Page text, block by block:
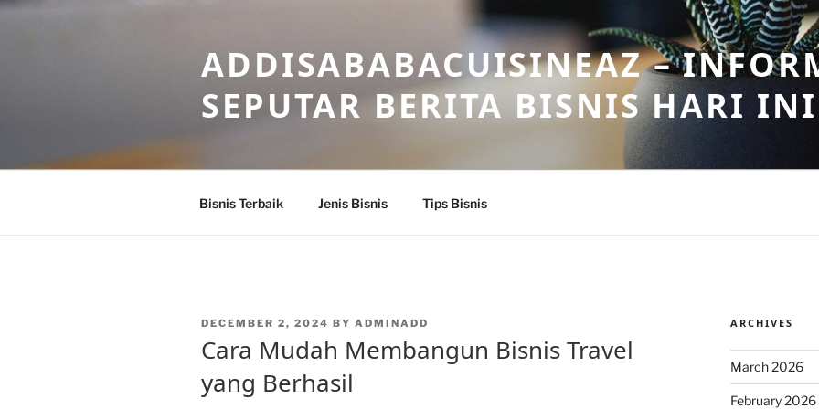
Skip
ADDISABABACUISINEAZ –
SEPUTAR BERITA BISNIS HARI INI
Bisnis Terbaik Jenis Bisnis Tips Bisnis
POSTED
DECEMBER 2, 2024 BY ADMINADD
Cara Mudah Membangun Bisnis Travel
yang Berhasil
ARCHIVES
March 2026
February 2026